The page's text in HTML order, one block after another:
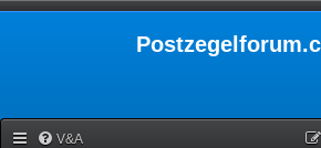
V&A